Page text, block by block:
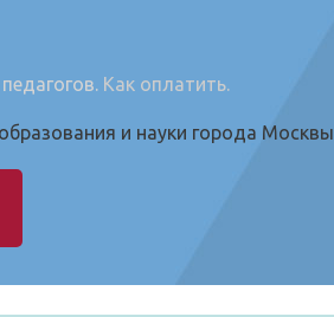
Как оплатить
и науки города Москвы.